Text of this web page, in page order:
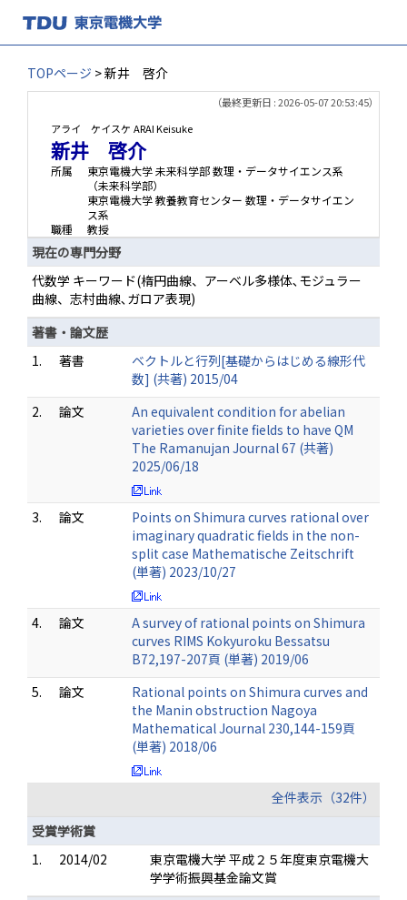
TOPページ > 新井 啓介
（最終更新日 : 2026-05-07 20:53:45）
アライ ケイスケ ARAI Keisuke
新井 啓介
所属
東京電機大学 未来科学部 数理・データサイエンス系
（未来科学部）
東京電機大学 教養教育センター 数理・データサイエン
ス系
職種
教授
現在の専門分野
代数学 キーワード(楕円曲線、アーベル多様体､モジュラー
曲線、志村曲線､ガロア表現)
著書・論文歴
1.
著書
ベクトルと行列[基礎からはじめる線形代
数] (共著) 2015/04
2.
論文
An equivalent condition for abelian
varieties over finite fields to have QM
The Ramanujan Journal 67 (共著)
2025/06/18
3. 論文
Points on Shimura curves rational over
imaginary quadratic fields in the non-
split case Mathematische Zeitschrift
(単著) 2023/10/27
4. 論文
A survey of rational points on Shimura
curves RIMS Kokyuroku Bessatsu
B72,197-207頁 (単著) 2019/06
5.
論文
Rational points on Shimura curves and
the Manin obstruction Nagoya
Mathematical Journal 230,144-159頁
(単著) 2018/06
全件表示（32件）
受賞学術賞
1.
2014/02
東京電機大学 平成２５年度東京電機大
学学術振興基金論文賞